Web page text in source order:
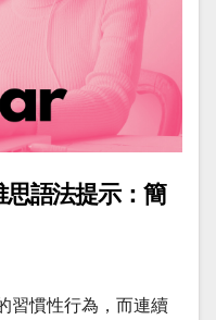
語法提示：簡
習慣性行為，而連續